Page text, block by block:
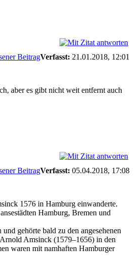
Verfasst: 21.01.2018, 12:01
aber es gibt nicht weit entfernt auch
Verfasst: 05.04.2018, 17:08
1576 in Hamburg einwanderte.
Hamburg, Bremen und
gehörte bald zu den angesehenen
Amsinck (1579–1656) in den
waren mit namhaften Hamburger